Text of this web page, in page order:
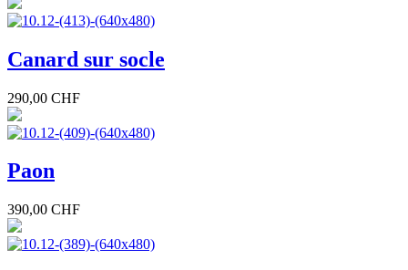
Canard sur socle
290,00 CHF
Paon
390,00 CHF